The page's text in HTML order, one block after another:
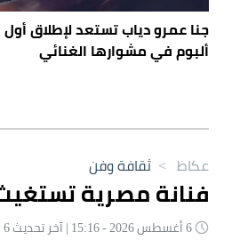
جنا عمرو دياب تستعد لإطلاق أول
ألبوم في مشوارها الغنائي
عكاظ > ثقافة وفن
فنانة مصرية